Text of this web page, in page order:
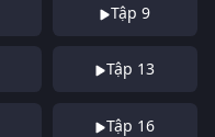
Tập 9
Tập 13
Tập 16